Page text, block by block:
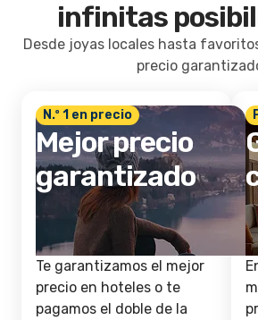
infinitas
Desde joyas locales hasta
precio
N.º 1 en precio
Mejor precio
garantizado
Te garantizamos el mejor
precio en hoteles o te
pagamos el doble de la